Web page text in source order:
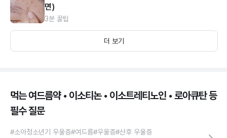
면)
3분 꿀팁
더 보기
먹는 여드름약 • 이소티논 • 이소트레티노인 • 로아큐탄 등
필수 질문
#소아청소년기 우울증#여드름#우울증#산후 우울증